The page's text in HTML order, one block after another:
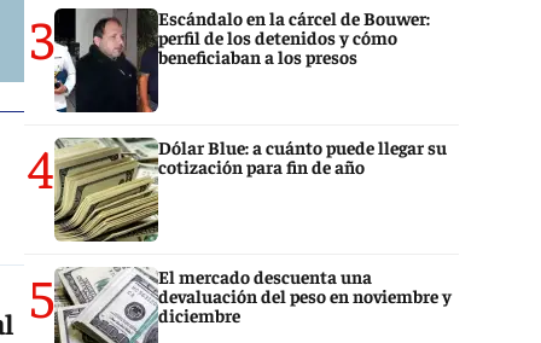
3
Escándalo en la cárcel de Bouwer:
perfil de los detenidos y cómo
beneficiaban a los presos
4
Dólar Blue: a cuánto puede llegar su
cotización para fin de año
5
El mercado descuenta una
devaluación del peso en noviembre y
diciembre